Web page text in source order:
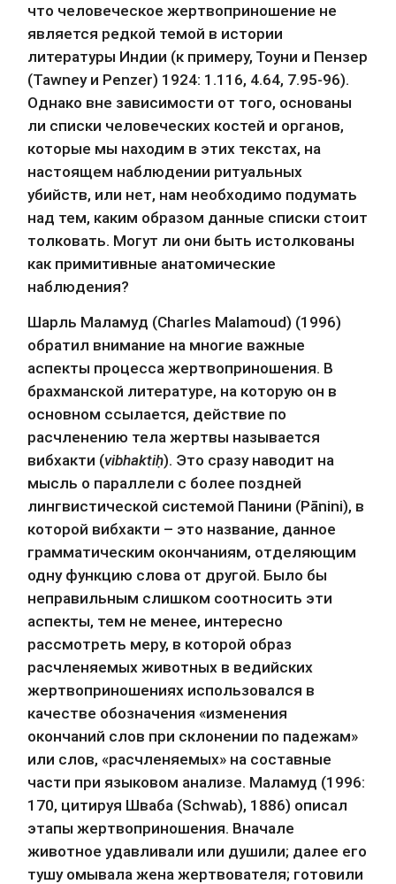
что человеческое жертвоприношение не
является редкой темой в истории
литературы Индии (к примеру, Тоуни и Пензер
(Tawney и Penzer) 1924: 1.116, 4.64, 7.95-96).
Однако вне зависимости от того, основаны
ли списки человеческих костей и органов,
которые мы находим в этих текстах, на
настоящем наблюдении ритуальных
убийств, или нет, нам необходимо подумать
над тем, каким образом данные списки стоит
толковать. Могут ли они быть истолкованы
как примитивные анатомические
наблюдения?
Шарль Маламуд (Charles Malamoud) (1996)
обратил внимание на многие важные
аспекты процесса жертвоприношения. В
брахманской литературе, на которую он в
основном ссылается, действие по
расчленению тела жертвы называется
вибхакти (vibhaktiḥ). Это сразу наводит на
мысль о параллели с более поздней
лингвистической системой Панини (Pānini), в
которой вибхакти – это название, данное
грамматическим окончаниям, отделяющим
одну функцию слова от другой. Было бы
неправильным слишком соотносить эти
аспекты, тем не менее, интересно
рассмотреть меру, в которой образ
расчленяемых животных в ведийских
жертвоприношениях использовался в
качестве обозначения «изменения
окончаний слов при склонении по падежам»
или слов, «расчленяемых» на составные
части при языковом анализе. Маламуд (1996:
170, цитируя Шваба (Schwab), 1886) описал
этапы жертвоприношения. Вначале
животное удавливали или душили; далее его
тушу омывала жена жертвователя; готовили